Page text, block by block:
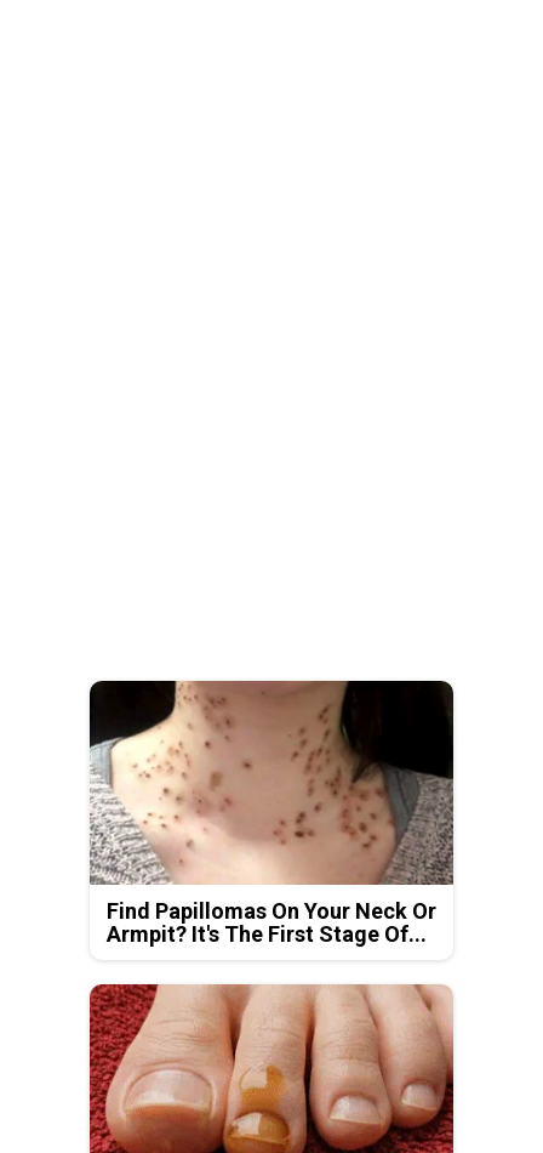
Find Papillomas On Your Neck Or
Armpit? It's The First Stage Of...